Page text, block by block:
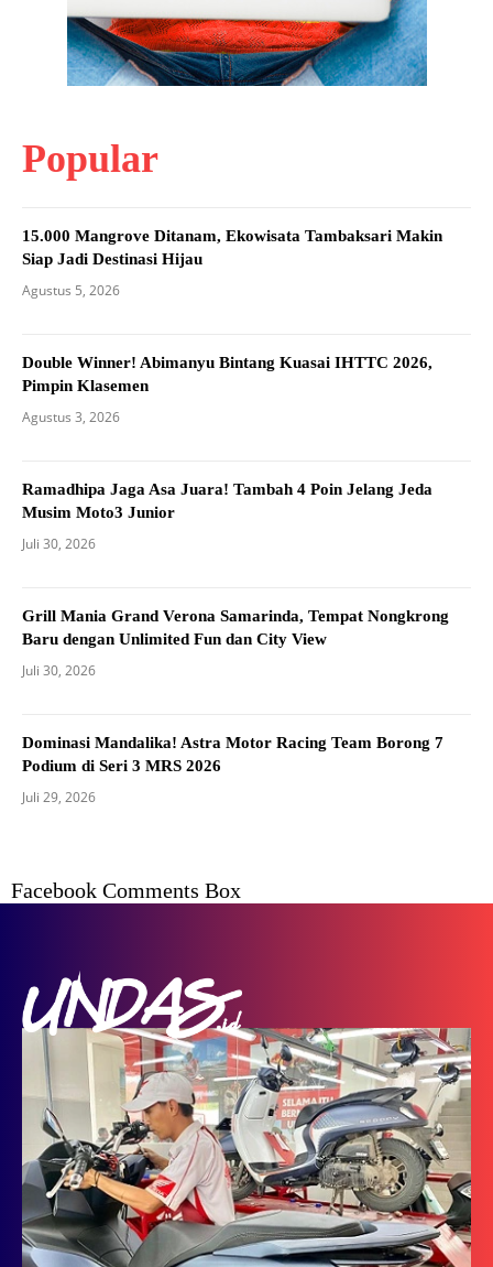
Popular
15.000 Mangrove Ditanam, Ekowisata Tambaksari Makin
Siap Jadi Destinasi Hijau
Agustus 5, 2026
Double Winner! Abimanyu Bintang Kuasai IHTTC 2026,
Pimpin Klasemen
Agustus 3, 2026
Ramadhipa Jaga Asa Juara! Tambah 4 Poin Jelang Jeda
Musim Moto3 Junior
Juli 30, 2026
Grill Mania Grand Verona Samarinda, Tempat Nongkrong
Baru dengan Unlimited Fun dan City View
Juli 30, 2026
Dominasi Mandalika! Astra Motor Racing Team Borong 7
Podium di Seri 3 MRS 2026
Juli 29, 2026
Facebook Comments Box